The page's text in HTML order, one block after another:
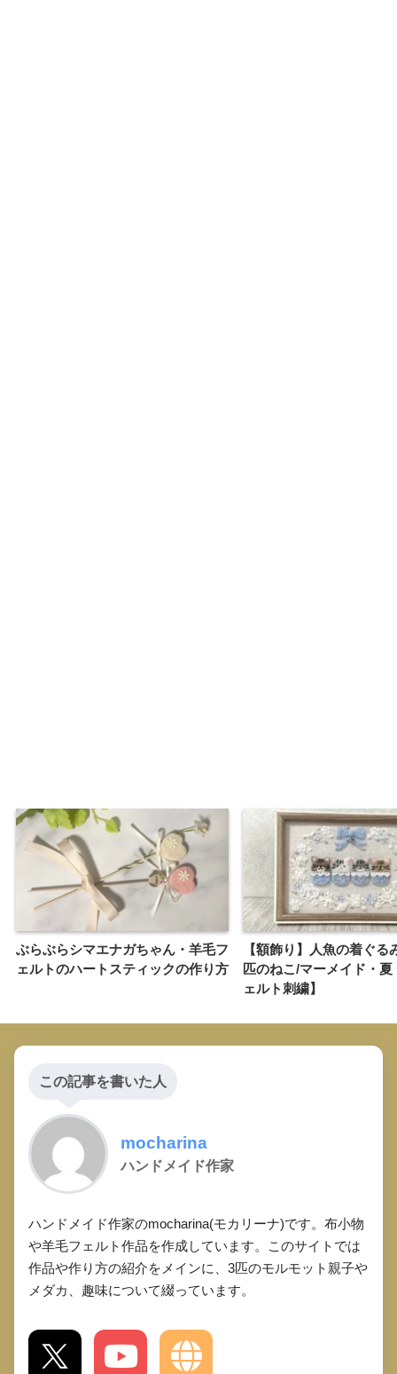
ぶらぶらシマエナガちゃん・羊毛フ
ェルトのハートスティックの作り方
【額飾り】人魚の着ぐる
匹のねこ/マーメイド・夏
ェルト刺繍】
この記事を書いた人
mocharina
ハンドメイド作家
ハンドメイド作家のmocharina(モカリーナ)です。布小物
や羊毛フェルト作品を作成しています。このサイトでは
作品や作り方の紹介をメインに、3匹のモルモット親子や
メダカ、趣味について綴っています。